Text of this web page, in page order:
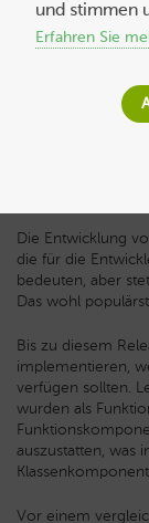
React-
Einführung
Sebastian
Die Entwicklung
die für die
bedeuten, aber
Das wohl
Bis zu diesem
implementieren,
verfügen sollten.
wurden als
auszustatten, was
Vor einem
und stimmen
Erfahren Sie